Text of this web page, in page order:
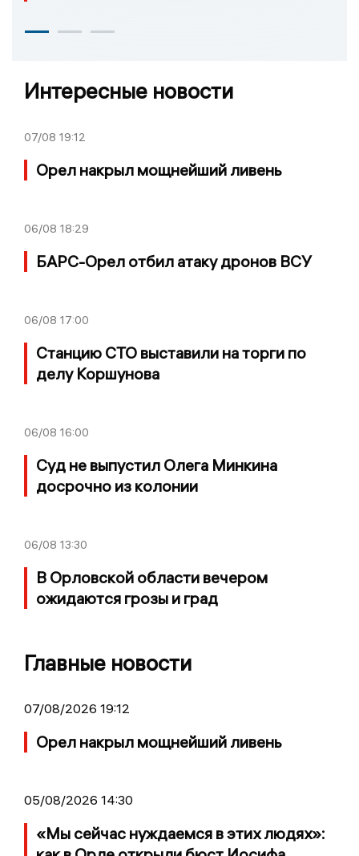
Интересные новости
07/08 19:12
Орел накрыл мощнейший ливень
06/08 18:29
БАРС-Орел отбил атаку дронов ВСУ
06/08 17:00
Станцию СТО выставили на торги по
делу Коршунова
06/08 16:00
Суд не выпустил Олега Минкина
досрочно из колонии
06/08 13:30
В Орловской области вечером
ожидаются грозы и град
Главные новости
07/08/2026 19:12
Орел накрыл мощнейший ливень
05/08/2026 14:30
«Мы сейчас нуждаемся в этих людях»: